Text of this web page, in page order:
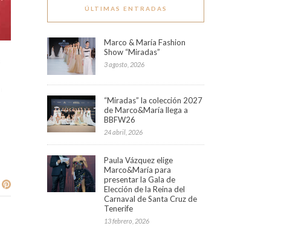
ÚLTIMAS ENTRADAS
Marco & María Fashion
Show “Miradas”
3 agosto, 2026
“Miradas” la colección 2027
de Marco&María llega a
BBFW26
24 abril, 2026
Paula Vázquez elige
Marco&María para
presentar la Gala de
Elección de la Reina del
Carnaval de Santa Cruz de
Tenerife
13 febrero, 2026